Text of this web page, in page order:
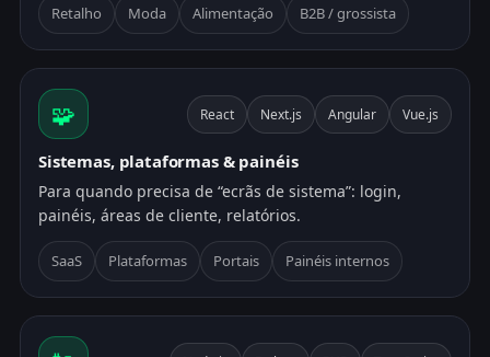
Retalho Moda Alimentação B2B / grossista
🧩 React Next.js Angular Vue.js
Sistemas, plataformas & painéis
Para quando precisa de “ecrãs de sistema”: login,
painéis, áreas de cliente, relatórios.
SaaS Plataformas Portais Painéis internos